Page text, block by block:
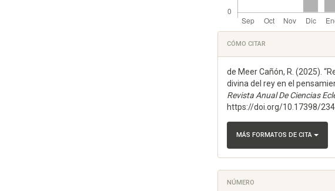
Detalles
del
artículo
CÓMO CITAR
de Meer Cañón, R. (2025).
divina del rey en el
Revista Anual De Ciencias
https://doi.org/10.17398/
MÁS FORMATOS DE CITA
NÚMERO